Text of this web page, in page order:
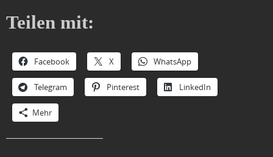
Teilen mit:
Facebook X WhatsApp
Telegram Pinterest LinkedIn
Mehr